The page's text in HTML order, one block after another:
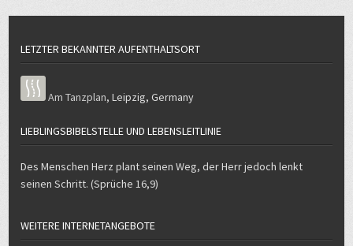
LETZTER BEKANNTER AUFENTHALTSORT
Am Tanzplan,Leipzig,Germany
LIEBLINGSBIBELSTELLE UND LEBENSLEITLINIE
Des Menschen Herz plant seinen Weg, der Herr jedoch lenkt
seinen Schritt. (Sprüche 16,9)
WEITERE INTERNETANGEBOTE